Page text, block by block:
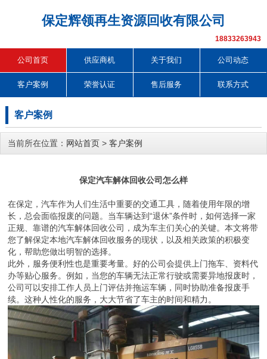
保定辉领再生资源回收有限公司
18833263943
公司首页 供应商机 关于我们 公司动态
客户案例 荣誉认证 售后服务 联系方式
客户案例
当前所在位置： 网站首页 > 客户案例
保定汽车解体回收公司怎么样
在保定，汽车作为人们生活中重要的交通工具，随着使用年限的增
长，总会面临报废的问题。当车辆达到“退休”条件时，如何选择一家
正规、靠谱的汽车解体回收公司，成为车主们关心的关键。本文将带
您了解保定本地汽车解体回收服务的现状，以及相关政策的积极变
化，帮助您做出明智的选择。
此外，服务便利性也是重要考量。好的公司会提供上门拖车、资料代
办等贴心服务。例如，当您的车辆无法正常行驶或需要异地报废时，
公司可以安排工作人员上门评估并拖运车辆，同时协助准备报废手
续。这种人性化的服务，大大节省了车主的时间和精力。